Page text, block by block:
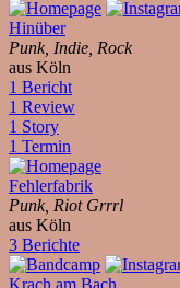
Hinüber
Punk, Indie, Rock
aus Köln
1 Bericht
1 Review
1 Story
1 Termin
Fehlerfabrik
Punk, Riot Grrrl
aus Köln
3 Berichte